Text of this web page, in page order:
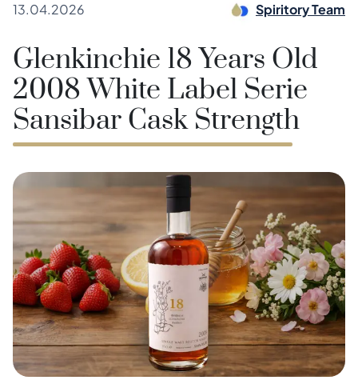
13.04.2026 Spiritory Team
Glenkinchie 18 Years Old
2008 White Label Serie
Sansibar Cask Strength